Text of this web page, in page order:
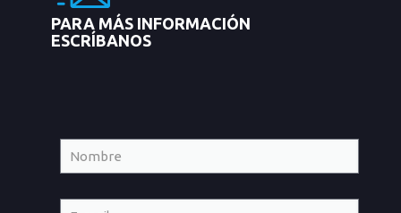
PARA MÁS INFORMACIÓN
ESCRÍBANOS